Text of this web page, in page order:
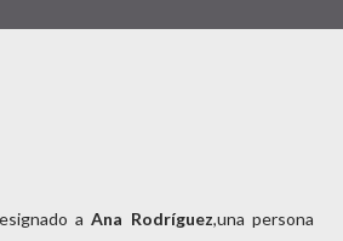
aAna Rodríguez,una persona